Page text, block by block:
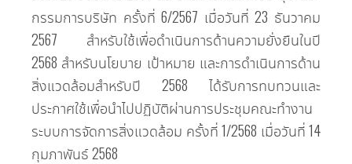
กรรมการ​บริษัท ครั้ง​ที่ 6/2567 เมื่อ​วัน​ที่ 23 ธันวาคม
2567 สำหรับ​ใช้​เพื่อ​ดำเนิน​การ​ด้าน​ความ​ยั่งยืน​ใน​ปี
2568 สำหรับ​นโยบาย เป้าหมาย และ​การ​ดำเนิน​การ​ด้าน​
สิ่งแวดล้อม​สำหรับ​ปี 2568 ได้​รับ​การ​ทบทวน​และ​
ประกาศ​ใช้​เพื่อ​นำ​ไป​ปฏิบัติ​ผ่าน​การ​ประชุม​คณะ​ทำ​งาน​
ระบบ​การ​จัดการ​สิ่งแวดล้อม ครั้ง​ที่ 1/2568 เมื่อ​วัน​ที่ 14
กุมภาพันธ์ 2568